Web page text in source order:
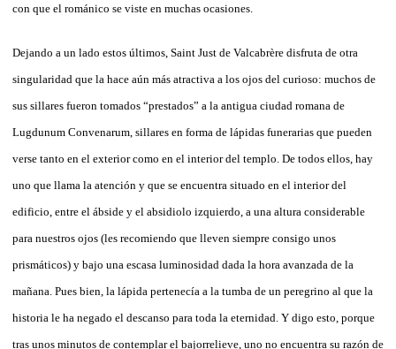
con que el románico se viste en muchas ocasiones.
Dejando a un lado estos últimos, Saint Just de Valcabrère disfruta de otra
singularidad que la hace aún más atractiva a los ojos del curioso: muchos de
sus sillares fueron tomados “prestados” a la antigua ciudad romana de
Lugdunum Convenarum, sillares en forma de lápidas funerarias que pueden
verse tanto en el exterior como en el interior del templo. De todos ellos, hay
uno que llama la atención y que se encuentra situado en el interior del
edificio, entre el ábside y el absidiolo izquierdo, a una altura considerable
para nuestros ojos (les recomiendo que lleven siempre consigo unos
prismáticos) y bajo una escasa luminosidad dada la hora avanzada de la
mañana. Pues bien, la lápida pertenecía a la tumba de un peregrino al que la
historia le ha negado el descanso para toda la eternidad. Y digo esto, porque
tras unos minutos de contemplar el bajorrelieve, uno no encuentra su razón de